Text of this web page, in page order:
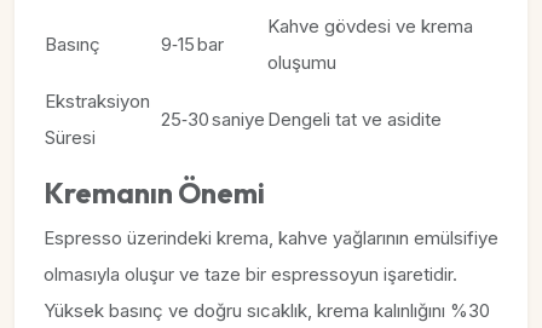
Basınç 9‑15 bar
Kahve gövdesi ve krema
oluşumu
Ekstraksiyon
Süresi
25‑30 saniye Dengeli tat ve asidite
Kremanın Önemi
Espresso üzerindeki krema, kahve yağlarının emülsifiye
olmasıyla oluşur ve taze bir espressoyun işaretidir.
Yüksek basınç ve doğru sıcaklık, krema kalınlığını %30